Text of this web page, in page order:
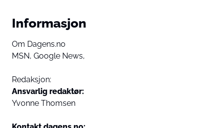
Informasjon
Om Dagens.no
MSN, Google News,
Redaksjon:
Ansvarlig redaktør:
Yvonne Thomsen